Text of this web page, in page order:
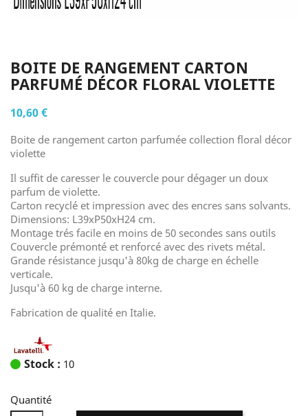
BOITE DE RANGEMENT CARTON
PARFUMÉ DÉCOR FLORAL VIOLETTE
10,60 €
Boite de rangement carton parfumée collection floral décor
violette
Il suffit de caresser le couvercle pour dégager un doux
parfum de violette.
Carton recyclé et impression avec des encres sans solvants.
Dimensions: L39xP50xH24 cm.
Montage trés facile en moins de 50 secondes sans outils
Couvercle prémonté et renforcé avec des rivets métal.
Grande résistance jusqu'à 80kg de charge en échelle
verticale.
Jusqu'à 60 kg de charge interne.
Fabrication de qualité en Italie.
Stock : 10
Quantité